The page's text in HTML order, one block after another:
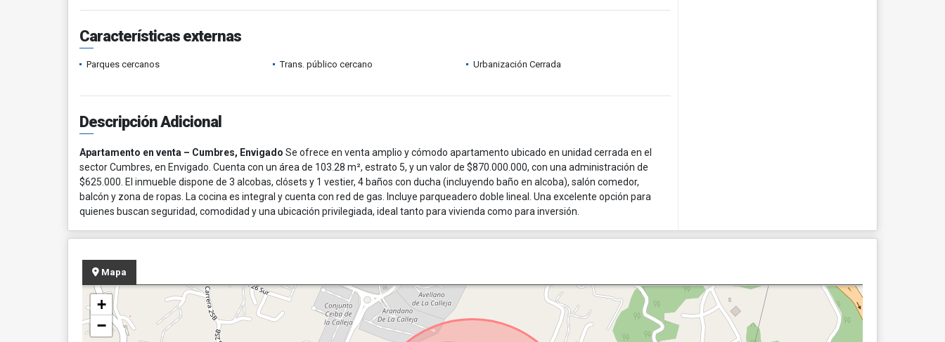
Características externas
Parques cercanos Trans. público cercano Urbanización Cerrada
Descripción Adicional
Apartamento en venta – Cumbres, Envigado Se ofrece en venta amplio y cómodo apartamento ubicado en unidad cerrada en el
sector Cumbres, en Envigado. Cuenta con un área de 103.28 m², estrato 5, y un valor de $870.000.000, con una administración de
$625.000. El inmueble dispone de 3 alcobas, clósets y 1 vestier, 4 baños con ducha (incluyendo baño en alcoba), salón comedor,
balcón y zona de ropas. La cocina es integral y cuenta con red de gas. Incluye parqueadero doble lineal. Una excelente opción para
quienes buscan seguridad, comodidad y una ubicación privilegiada, ideal tanto para vivienda como para inversión.
Mapa
+
−